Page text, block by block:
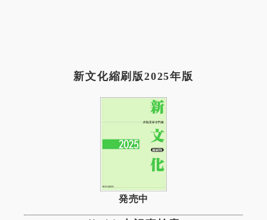
新文化縮刷版2025年版
発売中